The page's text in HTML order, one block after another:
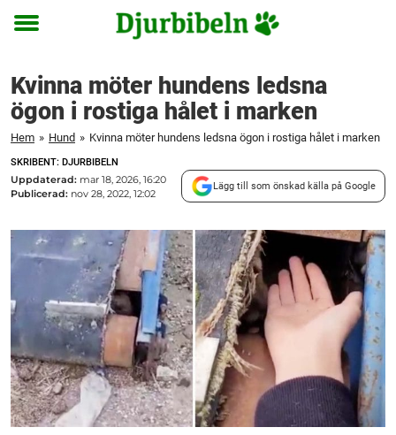
Toggle
Kvinna möter hundens ledsna
ögon i rostiga hålet i marken
Hem » Hund » Kvinna möter hundens ledsna ögon i rostiga hålet i marken
SKRIBENT: DJURBIBELN
Uppdaterad: mar 18, 2026, 16:20
Publicerad: nov 28, 2022, 12:02
Lägg till som önskad källa på Google